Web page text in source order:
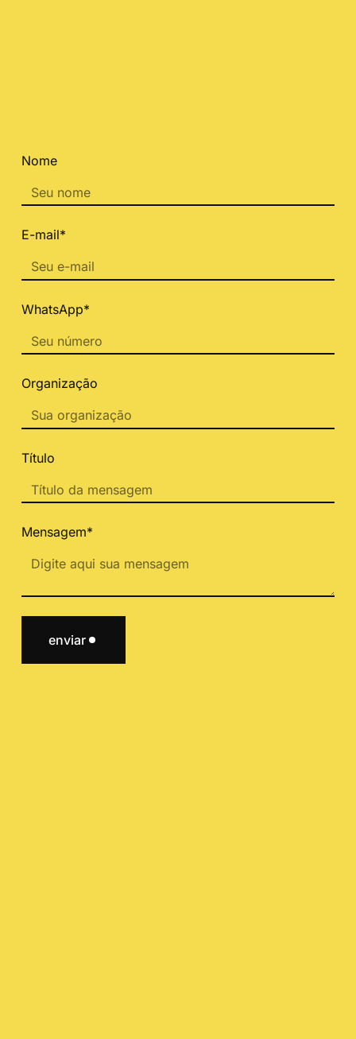
Nome
E-mail*
WhatsApp*
Organização
Título
Mensagem*
enviar